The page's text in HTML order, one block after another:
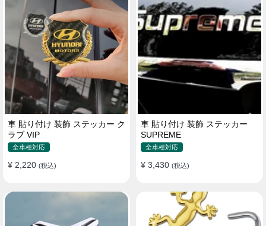
車 貼り付け 装飾 ステッカー ク
ラブ VIP
全車種対応
¥ 2,220 (税込)
車 貼り付け 装飾 ステッカー
SUPREME
全車種対応
¥ 3,430 (税込)